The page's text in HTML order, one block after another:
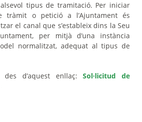
tipus de tramitació. Per iniciar
tràmit o petició a l’Ajuntament és
el canal que s’estableix dins la Seu
per mitjà d’una instància
normalitzat, adequat al tipus de
des d’aquest enllaç:Sol·licitud de